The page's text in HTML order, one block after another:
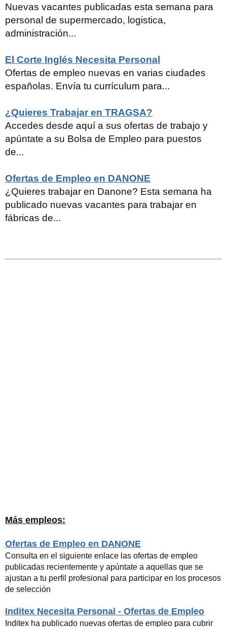
Nuevas vacantes publicadas esta semana para
personal de supermercado, logistica,
administración...
El Corte Inglés Necesita Personal
Ofertas de empleo nuevas en varias ciudades
españolas. Envía tu currículum para...
¿Quieres Trabajar en TRAGSA?
Accedes desde aquí a sus ofertas de trabajo y
apúntate a su Bolsa de Empleo para puestos
de...
Ofertas de Empleo en DANONE
¿Quieres trabajar en Danone? Esta semana ha
publicado nuevas vacantes para trabajar en
fábricas de...
Más empleos:
Ofertas de Empleo en DANONE
Consulta en el siguiente enlace las ofertas de empleo
publicadas recientemente y apúntate a aquellas que se
ajustan a tu perfil profesional para participar en los procesos
de selección
Inditex Necesita Personal - Ofertas de Empleo
Inditex ha publicado nuevas ofertas de empleo para cubrir